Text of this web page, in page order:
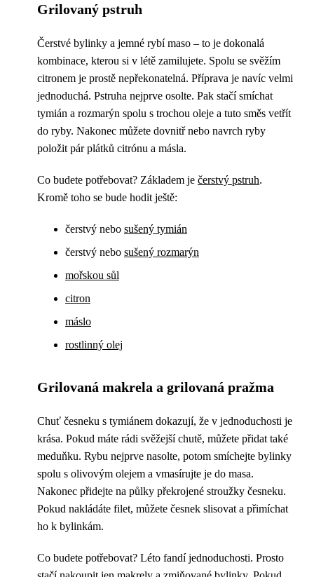
Grilovaný pstruh
Čerstvé bylinky a jemné rybí maso – to je dokonalá
kombinace, kterou si v létě zamilujete. Spolu se svěžím
citronem je prostě nepřekonatelná. Příprava je navíc velmi
jednoduchá. Pstruha nejprve osolte. Pak stačí smíchat
tymián a rozmarýn spolu s trochou oleje a tuto směs vetřít
do ryby. Nakonec můžete dovnitř nebo navrch ryby
položit pár plátků citrónu a másla.
Co budete potřebovat? Základem je čerstvý pstruh.
Kromě toho se bude hodit ještě:
čerstvý nebo sušený tymián
čerstvý nebo sušený rozmarýn
mořskou sůl
citron
máslo
rostlinný olej
Grilovaná makrela a grilovaná pražma
Chuť česneku s tymiánem dokazují, že v jednoduchosti je
krása. Pokud máte rádi svěžejší chutě, můžete přidat také
meduňku. Rybu nejprve nasolte, potom smíchejte bylinky
spolu s olivovým olejem a vmasírujte je do masa.
Nakonec přidejte na půlky překrojené stroužky česneku.
Pokud nakládáte filet, můžete česnek slisovat a přimíchat
ho k bylinkám.
Co budete potřebovat? Léto fandí jednoduchosti. Prosto